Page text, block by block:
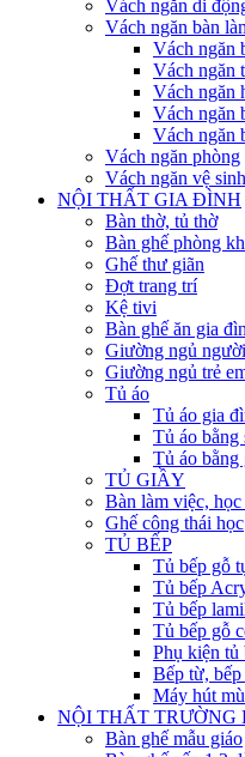
Vách ngăn di
Vách ngăn bàn
Vách ngăn
Vách ngăn
Vách ngăn
Vách ngăn
Vách ngăn
Vách ngăn phòng
Vách ngăn vệ sinh
NỘI THẤT GIA ĐÌNH
Bàn thờ, tủ thờ
Bàn ghế phòng
Ghế thư giãn
Đợt trang trí
Kệ tivi
Bàn ghế ăn gia
Giường ngủ
Giường ngủ trẻ
Tủ áo
Tủ áo gia
Tủ áo bằng
Tủ áo bằng
TỦ GIẦY
Bàn làm việc, học
Ghế công thái học
TỦ BẾP
Tủ bếp gỗ
Tủ bếp
Tủ bếp
Tủ bếp gỗ
Phụ kiện tủ
Bếp từ, bếp
Máy hút
NỘI THẤT TRƯỜNG
Bàn ghế mẫu giáo